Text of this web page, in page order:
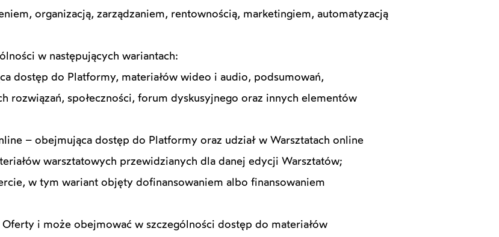
organizacją, zarządzaniem, rentownością, marketingiem, automatyzacją
w następujących wariantach:
dostęp do Platformy, materiałów wideo i audio, podsumowań,
rozwiązań, społeczności, forum dyskusyjnego oraz innych elementów
– obejmująca dostęp do Platformy oraz udział w Warsztatach online
warsztatowych przewidzianych dla danej edycji Warsztatów;
w tym wariant objęty dofinansowaniem albo finansowaniem
Oferty i może obejmować w szczególności dostęp do materiałów